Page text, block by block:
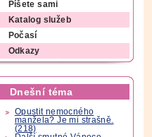
Píšete sami
Katalog služeb
Počasí
Odkazy
Dnešní téma
Opustit nemocného
manžela? Je mi strašně.
(218)